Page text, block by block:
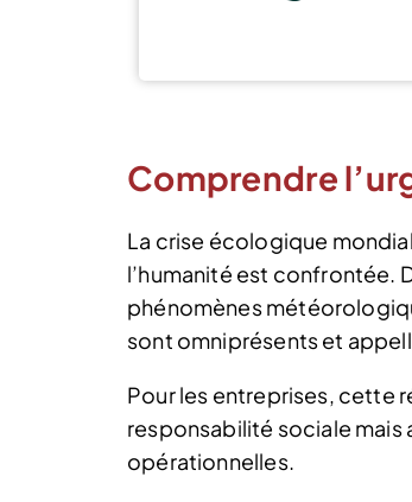
Comprendre
La crise écologique
l’humanité est confrontée.
phénomènes
sont omniprésents et
Pour les entreprises, cette
responsabilité sociale mais
opérationnelles.